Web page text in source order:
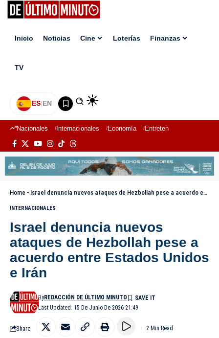
Inicio Noticias Cine Loterías Finanzas
TV
ES|EN
Nacionales Internacionales Economía Entretenimiento
Home - Israel denuncia nuevos ataques de Hezbollah pese a acuerdo entre Estados Unidos e Irán
INTERNACIONALES
Israel denuncia nuevos
ataques de Hezbollah pese a
acuerdo entre Estados Unidos
e Irán
Last Updated: 15 De Junio De 2026 21:49
ByREDACCIÓN DE ÚLTIMO MINUTO
Share 2 Min Read